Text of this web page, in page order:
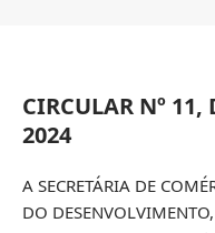
CIRCULAR Nº 11,
2024
A SECRETÁRIA DE
DO